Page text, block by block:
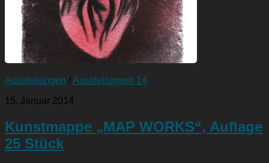
Ausstellungen /Ausstellungen 14
15. Januar 2014
Kunstmappe „MAP WORKS“, Auflage
25 Stück